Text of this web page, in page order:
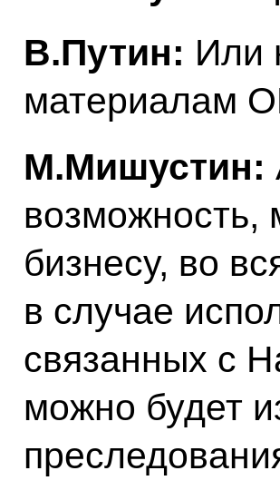
В.Путин: Или
материалам
М.Мишустин:
возможность,
бизнесу, во
в случае
связанных с
можно будет